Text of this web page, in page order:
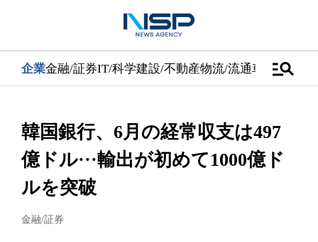
企業金融/証券IT/科学建設/不動産物流/流通車 医学/健康
manage_search
韓国銀行、6月の経常収支は497
億ドル···輸出が初めて1000億ド
ルを突破
金融/証券